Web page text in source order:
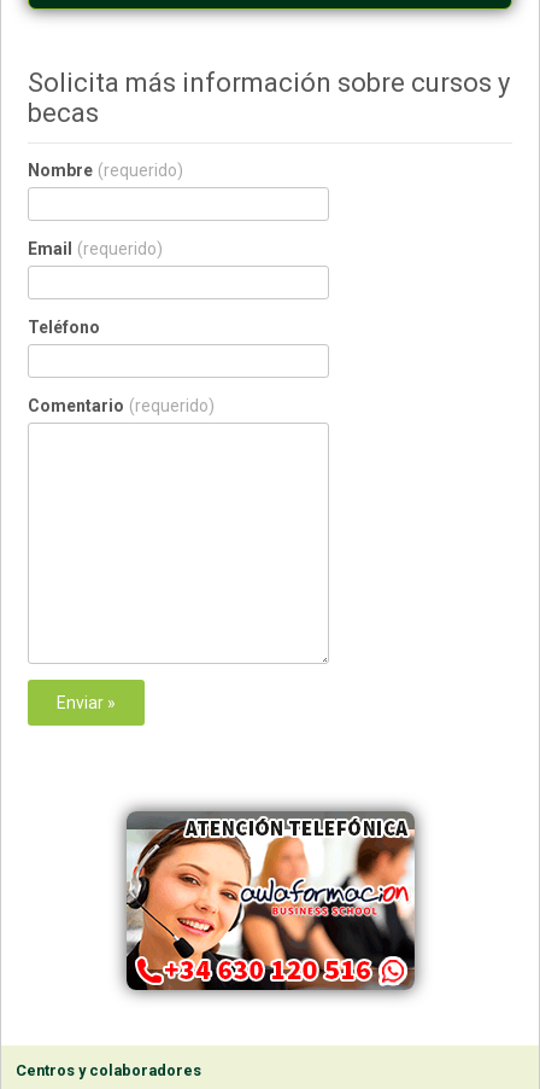
Solicita más información sobre cursos y
becas
Nombre (requerido)
Email (requerido)
Teléfono
Comentario (requerido)
Centros y colaboradores